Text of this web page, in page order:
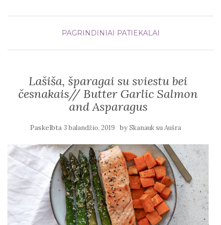
PAGRINDINIAI PATIEKALAI
Lašiša, šparagai su sviestu bei
česnakais// Butter Garlic Salmon
and Asparagus
Paskelbta 3 balandžio, 2019 bySkanauk su Aušra